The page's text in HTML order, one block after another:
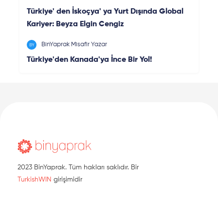
Türkiye' den İskoçya' ya Yurt Dışında Global
Kariyer: Beyza Elgin Cengiz
BinYaprak Misafir Yazar
Türkiye'den Kanada'ya İnce Bir Yol!
2023 BinYaprak. Tüm hakları saklıdır. Bir
TurkishWIN girişimidir